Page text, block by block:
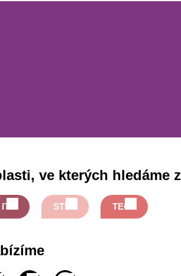
ve kterých hledáme
IT STRO TECH